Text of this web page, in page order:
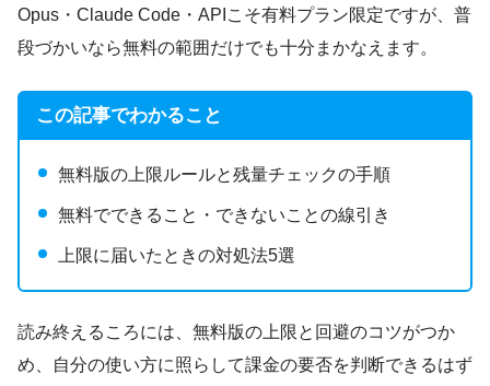
Opus・Claude Code・APIこそ有料プラン限定ですが、普
段づかいなら無料の範囲だけでも十分まかなえます。
この記事でわかること
無料版の上限ルールと残量チェックの手順
無料でできること・できないことの線引き
上限に届いたときの対処法5選
読み終えるころには、無料版の上限と回避のコツがつか
め、自分の使い方に照らして課金の要否を判断できるはず